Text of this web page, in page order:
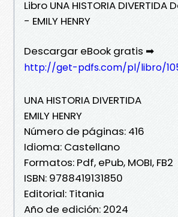
Libro UNA HISTORIA DIVERTIDA
- EMILY HENRY
Descargar eBook gratis ➡
http://get-pdfs.com/pl/libro/
UNA HISTORIA DIVERTIDA
EMILY HENRY
Número de páginas: 416
Idioma: Castellano
Formatos: Pdf, ePub, MOBI, FB2
ISBN: 9788419131850
Editorial: Titania
Año de edición: 2024